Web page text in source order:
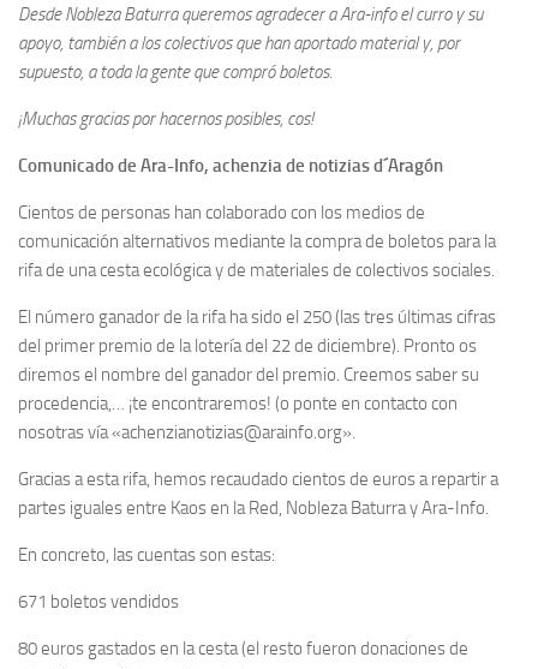
Desde Nobleza Baturra queremos agradecer a Ara-info el curro y su
apoyo, también a los colectivos que han aportado material y, por
supuesto, a toda la gente que compró boletos.
¡Muchas gracias por hacernos posibles, cos!
Comunicado de Ara-Info, achenzia de notizias d´Aragón
Cientos de personas han colaborado con los medios de
comunicación alternativos mediante la compra de boletos para la
rifa de una cesta ecológica y de materiales de colectivos sociales.
El número ganador de la rifa ha sido el 250 (las tres últimas cifras
del primer premio de la lotería del 22 de diciembre). Pronto os
diremos el nombre del ganador del premio. Creemos saber su
procedencia,… ¡te encontraremos! (o ponte en contacto con
nosotras vía «achenzianotizias@arainfo.org».
Gracias a esta rifa, hemos recaudado cientos de euros a repartir a
partes iguales entre Kaos en la Red, Nobleza Baturra y Ara-Info.
En concreto, las cuentas son estas:
671 boletos vendidos
80 euros gastados en la cesta (el resto fueron donaciones de